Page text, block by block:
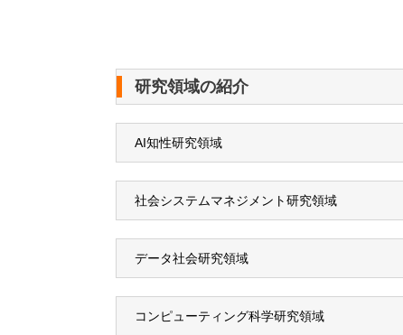
研究領域の紹介
AI知性研究領域
社会システムマネジメント研究領域
データ社会研究領域
コンピューティング科学研究領域